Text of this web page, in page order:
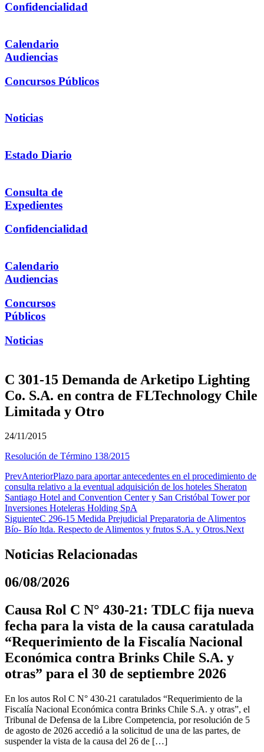
Confidencialidad
Calendario
Audiencias
Concursos Públicos
Noticias
Estado Diario
Consulta de
Expedientes
Confidencialidad
Calendario
Audiencias
Concursos
Públicos
Noticias
C 301-15 Demanda de Arketipo Lighting
Co. S.A. en contra de FLTechnology Chile
Limitada y Otro
24/11/2015
Resolución de Término 138/2015
PrevAnteriorPlazo para aportar antecedentes en el procedimiento de
consulta relativo a la eventual adquisición de los hoteles Sheraton
Santiago Hotel and Convention Center y San Cristóbal Tower por
Inversiones Hoteleras Holding SpA
SiguienteC 296-15 Medida Prejudicial Preparatoria de Alimentos
Bío- Bío ltda. Respecto de Alimentos y frutos S.A. y Otros.Next
Noticias Relacionadas
06/08/2026
Causa Rol C N° 430-21: TDLC fija nueva
fecha para la vista de la causa caratulada
“Requerimiento de la Fiscalía Nacional
Económica contra Brinks Chile S.A. y
otras” para el 30 de septiembre 2026
En los autos Rol C N° 430-21 caratulados “Requerimiento de la
Fiscalía Nacional Económica contra Brinks Chile S.A. y otras”, el
Tribunal de Defensa de la Libre Competencia, por resolución de 5
de agosto de 2026 accedió a la solicitud de una de las partes, de
suspender la vista de la causa del 26 de […]